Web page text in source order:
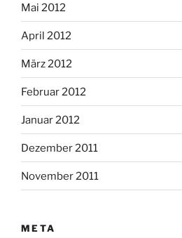
Mai 2012
April 2012
März 2012
Februar 2012
Januar 2012
Dezember 2011
November 2011
META